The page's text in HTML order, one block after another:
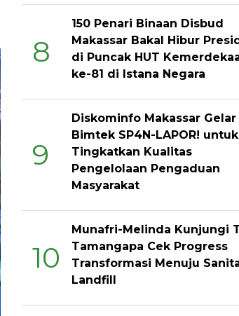
8
150 Penari Binaan Disbud
Makassar Bakal Hibur
di Puncak HUT
ke-81 di Istana Negara
9
Diskominfo Makassar Gelar
Bimtek SP4N-LAPOR! untuk
Tingkatkan Kualitas
Pengelolaan Pengaduan
Masyarakat
10
Munafri-Melinda Kunjungi
Tamangapa Cek Progress
Transformasi Menuju
Landfill